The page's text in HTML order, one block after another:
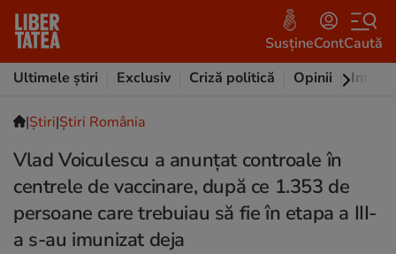
SusțineContCaută
Ultimele știri
Exclusiv Criză politică Opinii
|Ştiri|Știri România
Vlad Voiculescu a anunțat controale în
centrele de vaccinare, după ce 1.353 de
persoane care trebuiau să fie în etapa a III-
a s-au imunizat deja